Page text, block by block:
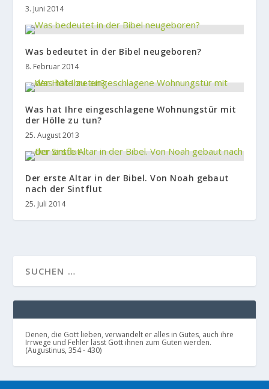
3. Juni 2014
Was bedeutet in der Bibel neugeboren?
8. Februar 2014
Was hat Ihre eingeschlagene Wohnungstür mit
der Hölle zu tun?
25. August 2013
Der erste Altar in der Bibel. Von Noah gebaut
nach der Sintflut
25. Juli 2014
Denen, die Gott lieben, verwandelt er alles in Gutes, auch ihre
Irrwege und Fehler lässt Gott ihnen zum Guten werden.
(Augustinus, 354 - 430)